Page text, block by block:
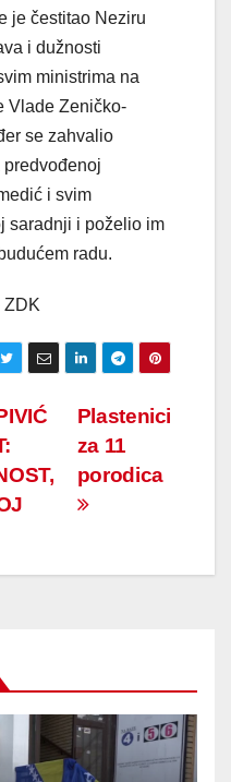
je čestitao Neziru
i dužnosti
ministrima na
Vlade Zeničko-
se zahvalio
i svim
saradnji i poželio im
radu.
ZDK
Plastenici
za 11
porodica